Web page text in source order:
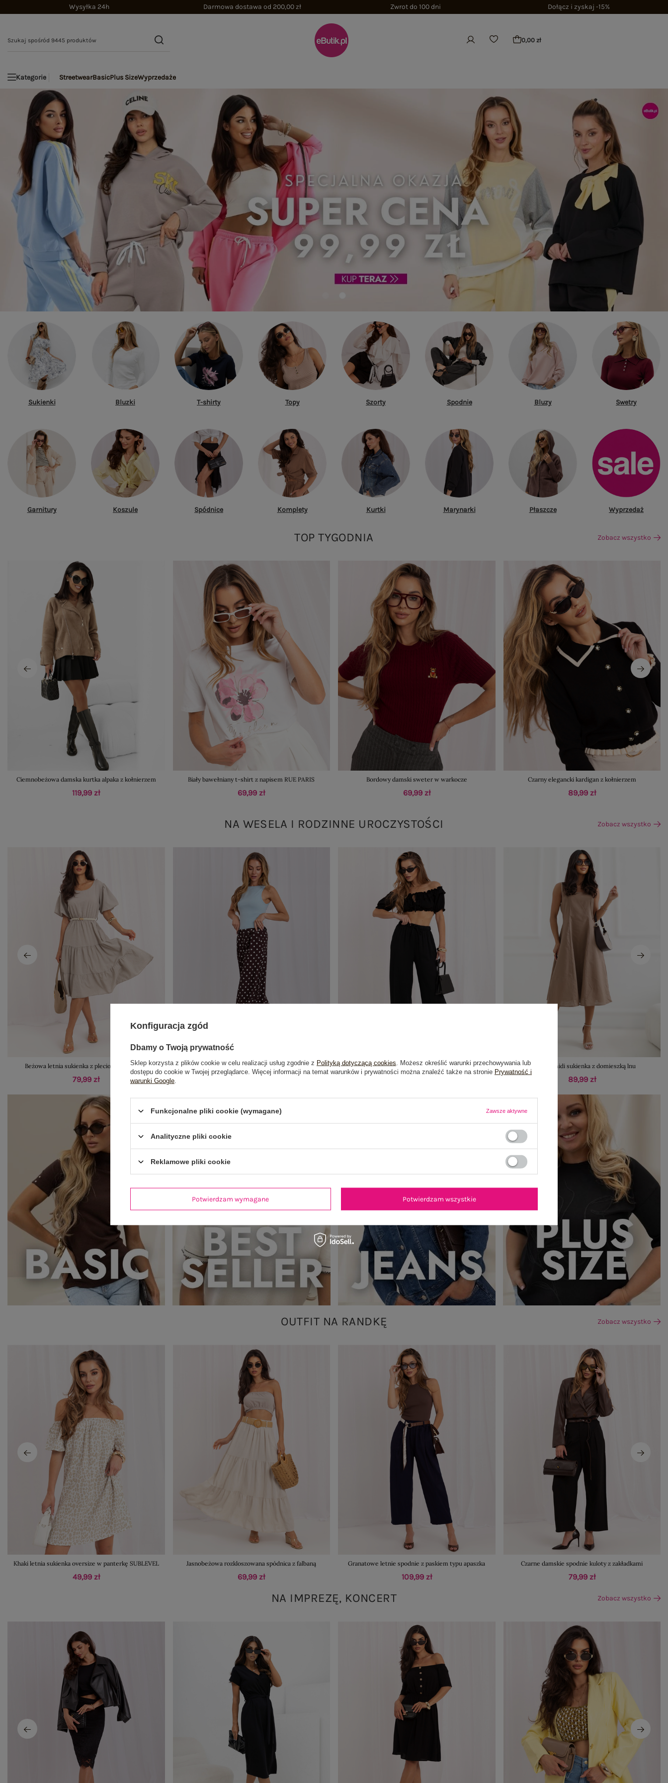
Wysyłka 24h Darmowa dostawa od 200,00 zł Zwrot do 100 dni Dołącz i zyskaj -15%
0,00 zł
Kategorie StreetwearBasicPlus SizeWyprzedaże
Sukienki Bluzki T-shirty Topy Szorty Spodnie Bluzy Swetry
Garnitury Koszule Spódnice Komplety Kurtki Marynarki Płaszcze Wyprzedaż
TOP TYGODNIA Zobacz wszystko
Ciemnobeżowa damska kurtka alpaka z kołnierzem
119,99 zł
Biały bawełniany t-shirt z napisem RUE PARIS
69,99 zł
Bordowy damski sweter w warkocze
69,99 zł
Czarny elegancki kardigan z kołnierzem
89,99 zł
NA WESELA I RODZINNE UROCZYSTOŚCI Zobacz wszystko
Beżowa letnia sukienka z plecionym paskiem
79,99 zł
Jasnoniebieski damski tank top basic RUE PARIS Czarne letnie spodnie z wiązaniem Brązowa midi sukienka z domieszką lnu
89,99 zł
OUTFIT NA RANDKĘ Zobacz wszystko
Khaki letnia sukienka oversize w panterkę SUBLEVEL
49,99 zł
Jasnobeżowa rozkloszowana spódnica z falbaną
69,99 zł
Granatowe letnie spodnie z paskiem typu apaszka
109,99 zł
Czarne damskie spodnie kuloty z zakładkami
79,99 zł
NA IMPREZĘ, KONCERT Zobacz wszystko
Konfiguracja zgód
Dbamy o Twoją prywatność
Sklep korzysta z plików cookie w celu realizacji usług zgodnie z Polityką dotyczącą cookies . Możesz określić warunki przechowywania lub
dostępu do cookie w Twojej przeglądarce. Więcej informacji na temat warunków i prywatności można znaleźć także na stronie Prywatność i
warunki Google
Funkcjonalne pliki cookie (wymagane) Zawsze aktywne
Analityczne pliki cookie
Reklamowe pliki cookie
Potwierdzam wymagane Potwierdzam wszystkie